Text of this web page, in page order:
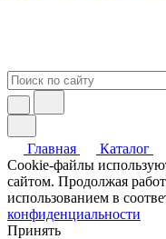
Главная Каталог
Cookie-файлы
сайтом. Продолжая
использованием в
конфиденциальности
Принять